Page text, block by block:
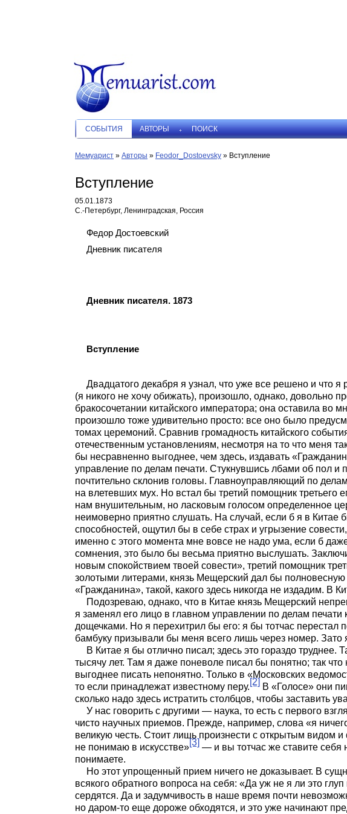
СОБЫТИЯ АВТОРЫ ПОИСК
Мемуарист » Авторы » Feodor_Dostoevsky » Вступление
Вступление
05.01.1873
С.-Петербург, Ленинградская, Россия
Федор Достоевский
Дневник писателя
Дневник писателя. 1873
Вступление
Двадцатого декабря я узнал, что уже все решено и что
(я никого не хочу обижать), произошло, однако, довольно
бракосочетании китайского императора; она оставила
произошло тоже удивительно просто: все оно было
томах церемоний. Сравнив громадность китайского
отечественным установлениям, несмотря на то что меня
бы несравненно выгоднее, чем здесь, издавать
управление по делам печати. Стукнувшись лбами об пол
почтительно склонив головы. Главноуправляющий по
на влетевших мух. Но встал бы третий помощник третьего
нам внушительным, но ласковым голосом определенное
неимоверно приятно слушать. На случай, если б я в Китае
способностей, ощутил бы в себе страх и угрызение
именно с этого момента мне вовсе не надо ума, если б
сомнения, это было бы весьма приятно выслушать.
новым спокойствием твоей совести», третий помощник
золотыми литерами, князь Мещерский дал бы
«Гражданина», такой, какого здесь никогда не издадим. В
Подозреваю, однако, что в Китае князь Мещерский
я заменял его лицо в главном управлении по делам
дощечками. Но я перехитрил бы его: я бы тотчас перестал
бамбуку призывали бы меня всего лишь через номер. Зато
В Китае я бы отлично писал; здесь это гораздо
тысячу лет. Там я даже поневоле писал бы понятно; так
выгоднее писать непонятно. Только в «Московских
то если принадлежат известному перу.[2] В «Голосе» они
сколько надо здесь истратить столбцов, чтобы заставить
У нас говорить с другими — наука, то есть с первого
чисто научных приемов. Прежде, например, слова «я
великую честь. Стоит лишь произнести с открытым видом
не понимаю в искусстве»[3] — и вы тотчас же ставите себя
понимаете.
Но этот упрощенный прием ничего не доказывает. В
всякого обратного вопроса на себя: «Да уж не я ли это
сердятся. Да и задумчивость в наше время почти
но даром-то еще дороже обходятся, и это уже начинают